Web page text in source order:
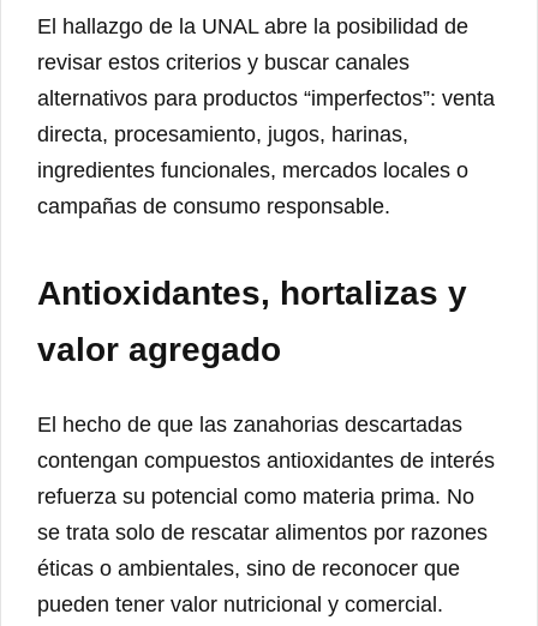
El hallazgo de la UNAL abre la posibilidad de
revisar estos criterios y buscar canales
alternativos para productos “imperfectos”: venta
directa, procesamiento, jugos, harinas,
ingredientes funcionales, mercados locales o
campañas de consumo responsable.
Antioxidantes, hortalizas y
valor agregado
El hecho de que las zanahorias descartadas
contengan compuestos antioxidantes de interés
refuerza su potencial como materia prima. No
se trata solo de rescatar alimentos por razones
éticas o ambientales, sino de reconocer que
pueden tener valor nutricional y comercial.